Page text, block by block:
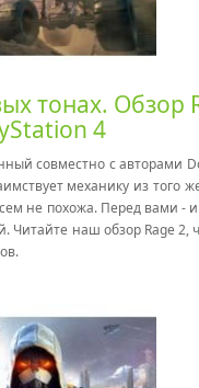
тонах. Обзор
4
совместно с авторами
механику из того
не похожа. Перед вами -
Читайте наш обзор Rage 2,